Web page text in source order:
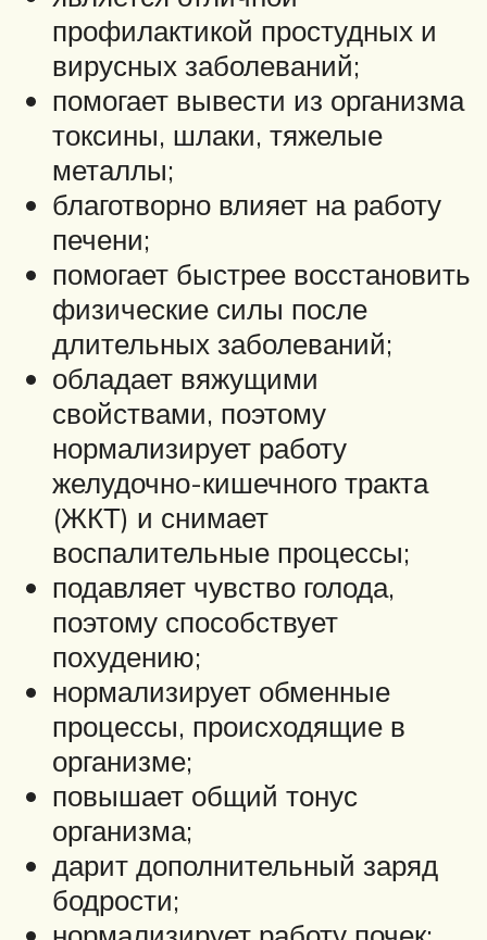
профилактикой простудных и
вирусных заболеваний;
помогает вывести из организма
токсины, шлаки, тяжелые
металлы;
благотворно влияет на работу
печени;
помогает быстрее восстановить
физические силы после
длительных заболеваний;
обладает вяжущими
свойствами, поэтому
нормализирует работу
желудочно-кишечного тракта
(ЖКТ) и снимает
воспалительные процессы;
подавляет чувство голода,
поэтому способствует
похудению;
нормализирует обменные
процессы, происходящие в
организме;
повышает общий тонус
организма;
дарит дополнительный заряд
бодрости;